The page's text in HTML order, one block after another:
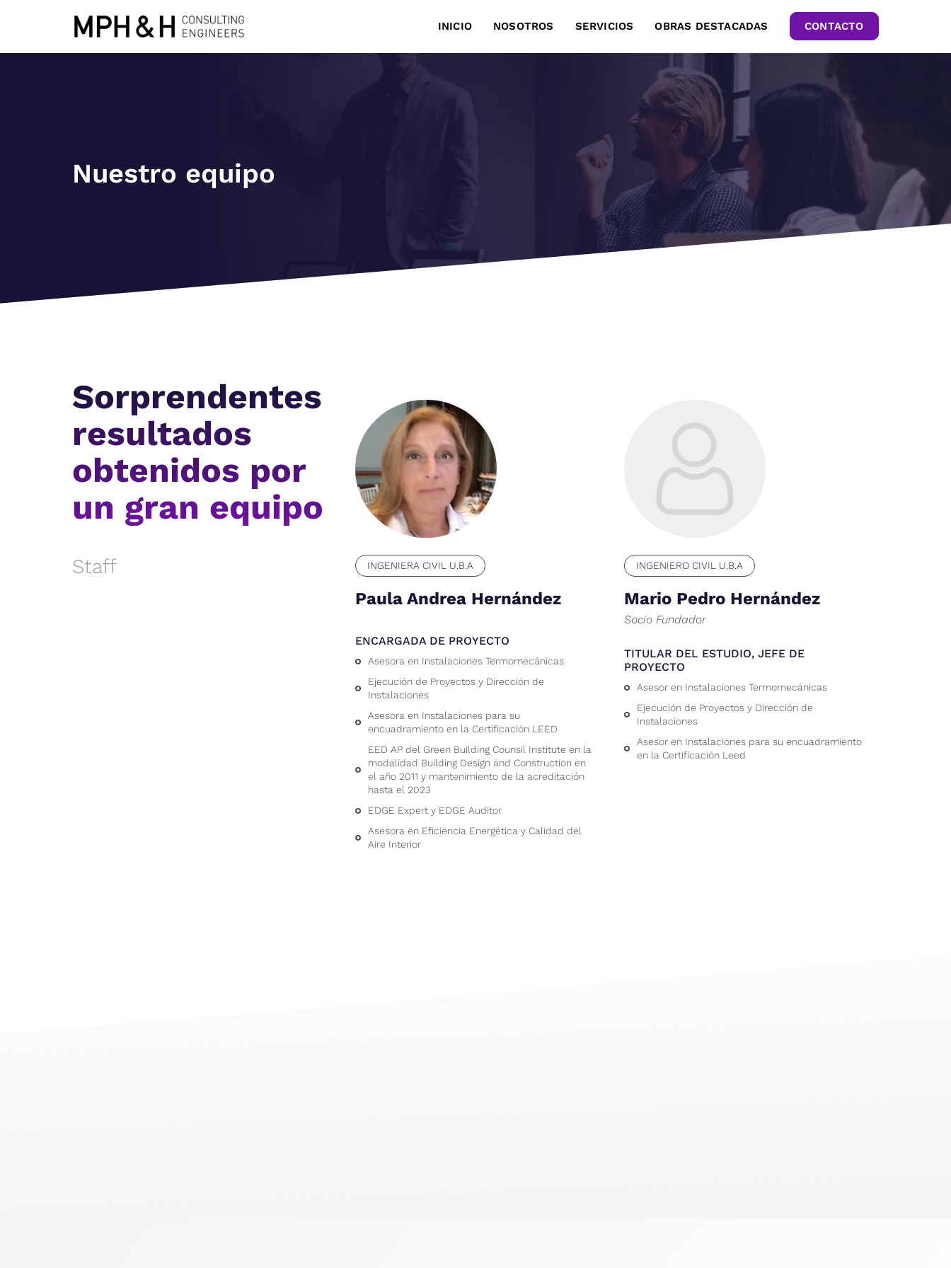
INICIO NOSOTROS SERVICIOS OBRAS DESTACADAS CONTACTO
Nuestro equipo
Sorprendentes
resultados
obtenidos por
un gran equipo
Staff INGENIERA CIVIL U.B.A
Paula Andrea Hernández
ENCARGADA DE PROYECTO
Asesora en Instalaciones Termomecánicas
Ejecución de Proyectos y Dirección de
Instalaciones
Asesora en Instalaciones para su
encuadramiento en la Certificación LEED
EED AP del Green Building Counsil Institute en la
modalidad Building Design and Construction en
el año 2011 y mantenimiento de la acreditación
hasta el 2023
EDGE Expert y EDGE Auditor
Asesora en Eficiencia Energética y Calidad del
Aire Interior
INGENIERO CIVIL U.B.A
Mario Pedro Hernández
Socio Fundador
TITULAR DEL ESTUDIO, JEFE DE
PROYECTO
Asesor en Instalaciones Termomecánicas
Ejecución de Proyectos y Dirección de
Instalaciones
Asesor en Instalaciones para su encuadramiento
en la Certificación Leed